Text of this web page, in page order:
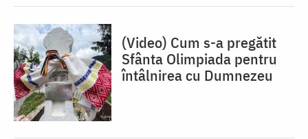
(Video) Cum s-a pregătit
Sfânta Olimpiada pentru
întâlnirea cu Dumnezeu